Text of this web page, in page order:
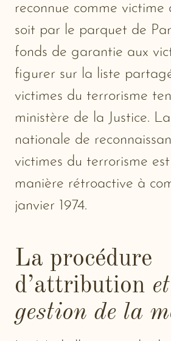
reconnue comme victime
soit par le parquet de
fonds de garantie aux
figurer sur la liste
victimes du terrorisme
ministère de la Justice.
nationale de
victimes du terrorisme
manière rétroactive à
janvier 1974.
La procédure
d’attribution
gestion de la